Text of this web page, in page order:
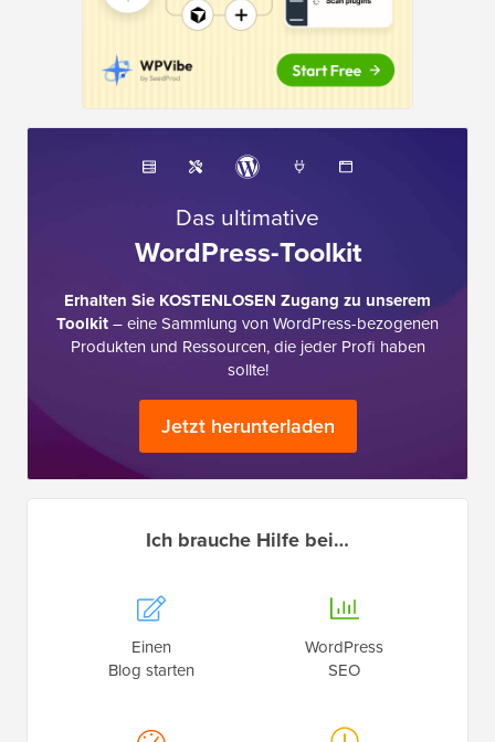
Das ultimative
WordPress-Toolkit
Erhalten Sie KOSTENLOSEN Zugang zu unserem
Toolkit– eine Sammlung von WordPress-bezogenen
Produkten und Ressourcen, die jeder Profi haben
sollte!
Jetzt herunterladen
Ich brauche Hilfe bei…
Einen
Blog starten
WordPress
SEO